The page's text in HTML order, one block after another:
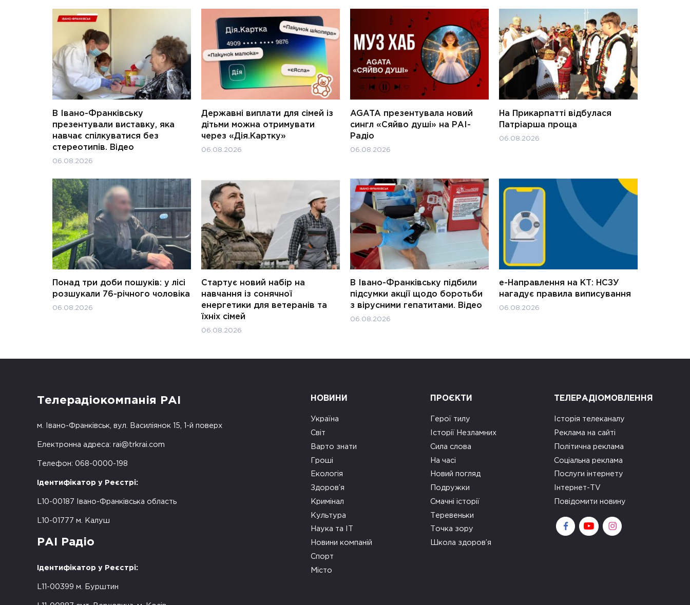
В Івано-Франківську
презентували виставку, яка
навчає спілкуватися без
стереотипів. Відео
06.08.2026
Державні виплати для сімей із
дітьми можна отримувати
через «Дія.Картку»
06.08.2026
AGATA презентувала новий
сингл «Сяйво душі» на РАІ-
Радіо
06.08.2026
На Прикарпатті відбулася
Патріарша проща
06.08.2026
Понад три доби пошуків: у лісі
розшукали 76-річного чоловіка
06.08.2026
Стартує новий набір на
навчання із сонячної
енергетики для ветеранів та
їхніх сімей
06.08.2026
В Івано-Франківську підбили
підсумки акції щодо боротьби
з вірусними гепатитами. Відео
06.08.2026
е-Направлення на КТ: НСЗУ
нагадує правила виписування
06.08.2026
Телерадіокомпанія РАІ
м. Івано-Франківськ, вул. Василіянок 15, 1-й поверх
Електронна адреса: rai@trkrai.com
Телефон: 068-0000-198
Ідентифікатор у Реєстрі:
L10-00187 Івано-Франківська область
L10-01777 м. Калуш
РАІ Радіо
Ідентифікатор у Реєстрі:
L11-00399 м. Бурштин
НОВИНИ
Україна
Світ
Варто знати
Гроші
Екологія
Здоров’я
Кримінал
Культура
Наука та ІТ
Новини компаній
Спорт
Місто
ПРОЄКТИ
Герої тилу
Історії Незламних
Сила слова
На часі
Новий погляд
Подружки
Смачні історії
Теревеньки
Точка зору
Школа здоров’я
ТЕЛЕРАДІОМОВЛЕННЯ
Історія телеканалу
Реклама на сайті
Політична реклама
Соціальна реклама
Послуги інтернету
Інтернет-TV
Повідомити новину